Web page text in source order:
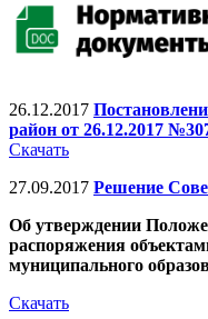
26.12.2017
район от 26.12.2017
Скачать
27.09.2017 Решение
Об утверждении
распоряжения
муниципального
Скачать